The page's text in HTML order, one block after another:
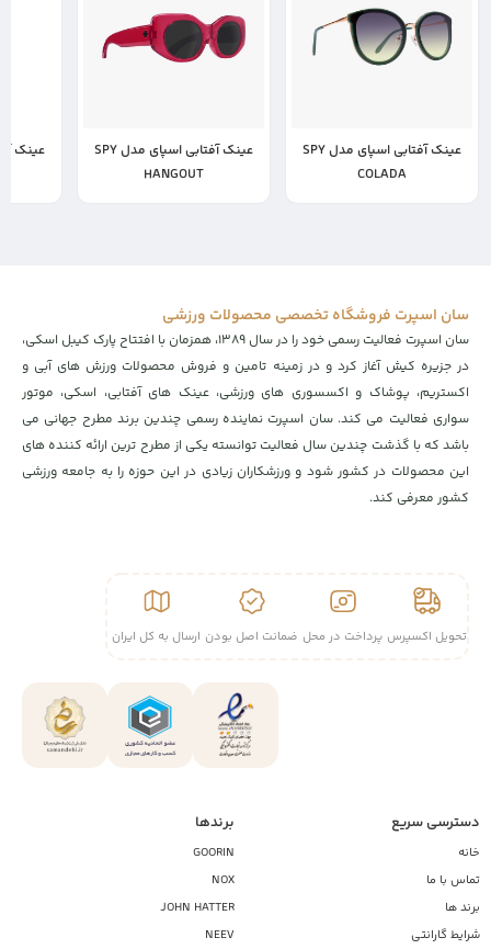
عینک آفتابی اسپای مدل SPY
COLADA11,000,000
عینک آفتابی اسپای مدل SPY
HANGOUT10,000,000
سان اسپرت فروشگاه تخصصی محصولات ورزشی
سان اسپرت فعالیت رسمی خود را در سال ۱۳۸۹، همزمان با افتتاح پارک کیبل اسکی،
در جزیره کیش آغاز کرد و در زمینه تامین و فروش محصولات ورزش های آبی و
اکستریم، پوشاک و اکسسوری های ورزشی، عینک های آفتابی، اسکی، موتور
سواری فعالیت می کند. سان اسپرت نماینده رسمی چندین برند مطرح جهانی می
باشد که با گذشت چندین سال فعالیت توانسته یکی از مطرح ترین ارائه کننده های
این محصولات در کشور شود و ورزشکاران زیادی در این حوزه را به جامعه ورزشی
کشور معرفی کند.
تحویل اکسپرس پرداخت در محل ضمانت اصل بودن ارسال به کل ایران
دسترسی سریع
خانه
تماس با ما
برند ها
شرایط گارانتی
برندها
GOORIN
NOX
JOHN HATTER
NEEV